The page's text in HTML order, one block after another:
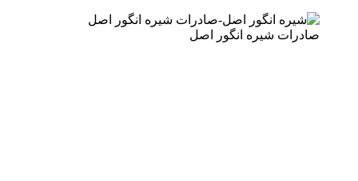
صادرات شیره انگور اصل